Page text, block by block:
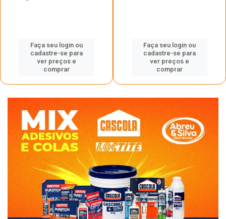
Faça seu login ou
cadastre-se para
ver preços e
comprar
Faça seu login ou
cadastre-se para
ver preços e
comprar